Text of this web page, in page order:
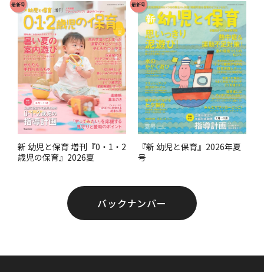
最新号
新 幼児と保育 増刊『0・1・2
歳児の保育』2026夏
最新号
『新 幼児と保育』2026年夏
号
バックナンバー